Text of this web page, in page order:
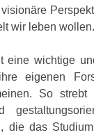
wir leben wollen.
eine wichtige
eigenen
So
die das